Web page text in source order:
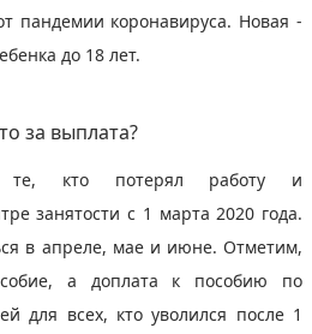
пандемии коронавируса. Новая -
до 18 лет.
за выплата?
те, кто потерял работу и
занятости с 1 марта 2020 года.
в апреле, мае и июне. Отметим,
а доплата к пособию по
для всех, кто уволился после 1